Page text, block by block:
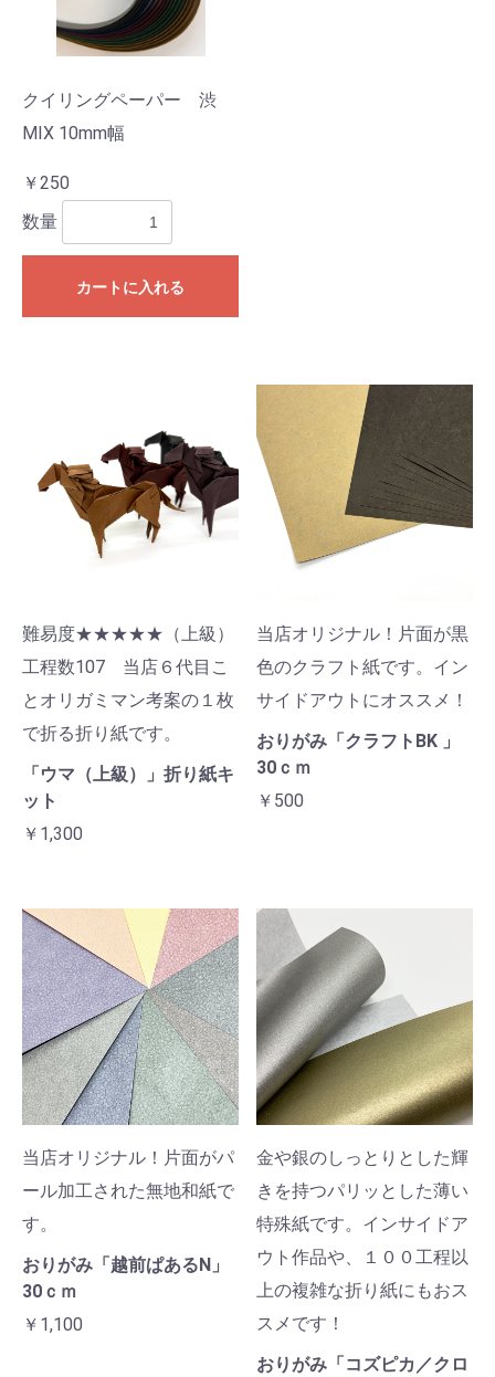
クイリングペーパー 渋
MIX 10mm幅
￥250
数量
カートに入れる
お買い物を続ける
難易度★★★★★（上級）
工程数107 当店６代目こ
とオリガミマン考案の１枚
で折る折り紙です。
「ウマ（上級）」折り紙キ
ット
￥1,300
当店オリジナル！片面が黒
色のクラフト紙です。イン
サイドアウトにオススメ！
おりがみ「クラフトBK 」
30ｃｍ
￥500
当店オリジナル！片面がパ
ール加工された無地和紙で
す。
おりがみ「越前ぱあるN」
30ｃｍ
￥1,100
金や銀のしっとりとした輝
きを持つパリッとした薄い
特殊紙です。インサイドア
ウト作品や、１００工程以
上の複雑な折り紙にもおス
スメです！
おりがみ「コズピカ／クロ